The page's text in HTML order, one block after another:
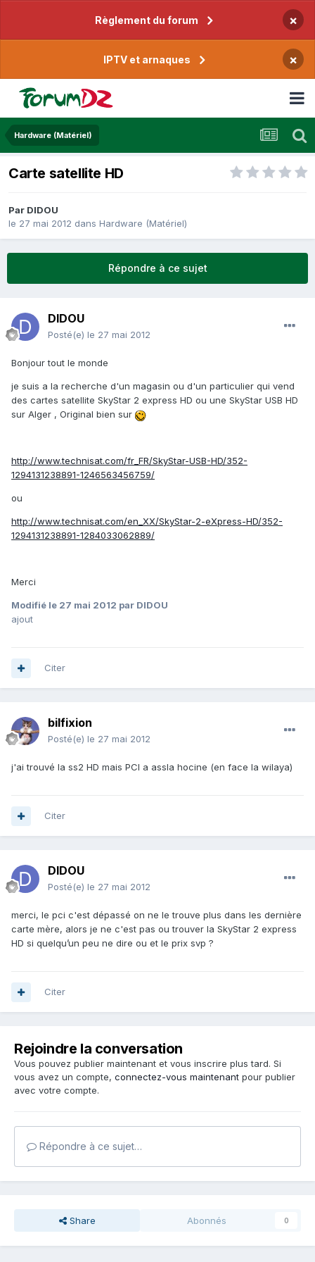
Règlement du forum ×
IPTV et arnaques ×
Hardware (Matériel)
Carte satellite HD
Par DIDOU
le 27 mai 2012 dans Hardware (Matériel)
Répondre à ce sujet
DIDOU
Posté(e) le 27 mai 2012
Bonjour tout le monde
je suis a la recherche d'un magasin ou d'un particulier qui vend
des cartes satellite SkyStar 2 express HD ou une SkyStar USB HD
sur Alger , Original bien sur
http://www.technisat.com/fr_FR/SkyStar-USB-HD/352-
1294131238891-1246563456759/
ou
http://www.technisat.com/en_XX/SkyStar-2-eXpress-HD/352-
1294131238891-1284033062889/
Merci
Modifié le 27 mai 2012 par DIDOU
ajout
Citer
bilfixion
Posté(e) le 27 mai 2012
j'ai trouvé la ss2 HD mais PCI a assla hocine (en face la wilaya)
Citer
DIDOU
Posté(e) le 27 mai 2012
merci, le pci c'est dépassé on ne le trouve plus dans les dernière
carte mère, alors je ne c'est pas ou trouver la SkyStar 2 express
HD si quelqu’un peu ne dire ou et le prix svp ?
Citer
Rejoindre la conversation
Vous pouvez publier maintenant et vous inscrire plus tard. Si
vous avez un compte, connectez-vous maintenant pour publier
avec votre compte.
Répondre à ce sujet…
Share Abonnés 0